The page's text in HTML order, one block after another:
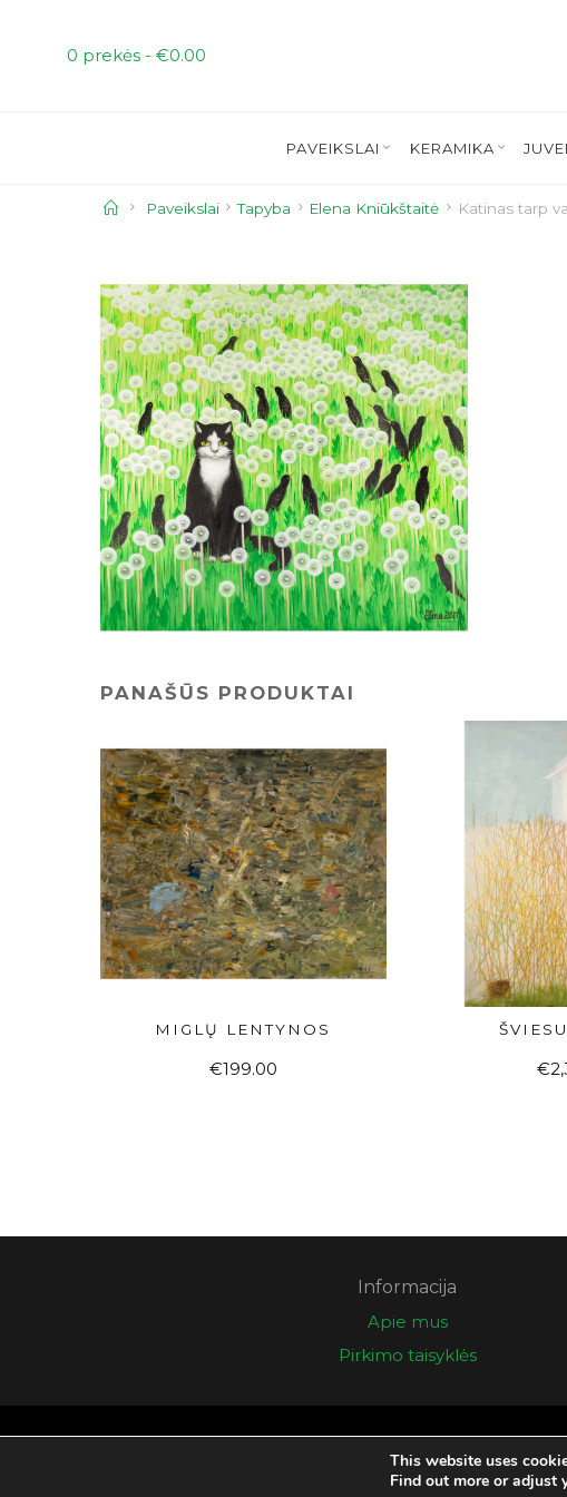
0 prekės - €0.00
PAVEIKSLAI KERAMIKA
HomePaveikslai Tapyba Elena Kniūkštaitė Katinas tarp
PANAŠŪS PRODUKTAI
Į KREPŠELĮ
MIGLŲ LENTYNOS
€199.00
Į
€
Informacija
Apie mus
Pirkimo taisyklės
This website uses
Find out more or adjust